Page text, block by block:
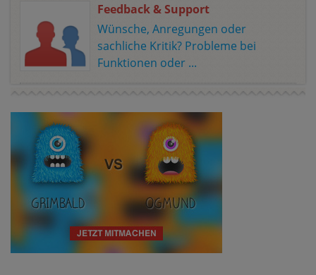
Feedback & Support
Wünsche, Anregungen oder
sachliche Kritik? Probleme bei
Funktionen oder ...